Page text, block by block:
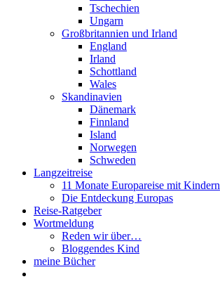
Tschechien
Ungarn
Großbritannien und Irland
England
Irland
Schottland
Wales
Skandinavien
Dänemark
Finnland
Island
Norwegen
Schweden
Langzeitreise
11 Monate Europareise mit Kindern
Die Entdeckung Europas
Reise-Ratgeber
Wortmeldung
Reden wir über…
Bloggendes Kind
meine Bücher